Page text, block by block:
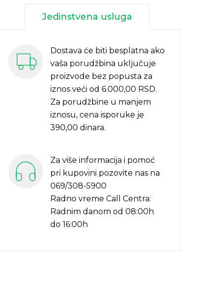
Jedinstvena usluga
Dostava će biti besplatna ako
vaša porudžbina uključuje
proizvode bez popusta za
iznos veći od 6.000,00 RSD.
Za porudžbine u manjem
iznosu, cena isporuke je
390,00 dinara.
Za više informacija i pomoć
pri kupovini pozovite nas na
069/308-5900
Radno vreme Call Centra:
Radnim danom od 08:00h
do 16:00h